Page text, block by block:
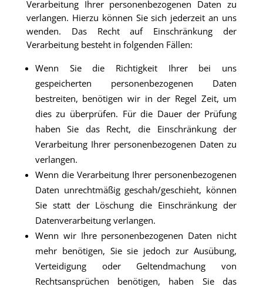
Verarbeitung Ihrer personenbezogenen Daten zu
verlangen. Hierzu können Sie sich jederzeit an uns
wenden. Das Recht auf Einschränkung der
Verarbeitung besteht in folgenden Fällen:
Wenn Sie die Richtigkeit Ihrer bei uns
gespeicherten personenbezogenen Daten
bestreiten, benötigen wir in der Regel Zeit, um
dies zu überprüfen. Für die Dauer der Prüfung
haben Sie das Recht, die Einschränkung der
Verarbeitung Ihrer personenbezogenen Daten zu
verlangen.
Wenn die Verarbeitung Ihrer personenbezogenen
Daten unrechtmäßig geschah/geschieht, können
Sie statt der Löschung die Einschränkung der
Datenverarbeitung verlangen.
Wenn wir Ihre personenbezogenen Daten nicht
mehr benötigen, Sie sie jedoch zur Ausübung,
Verteidigung oder Geltendmachung von
Rechtsansprüchen benötigen, haben Sie das